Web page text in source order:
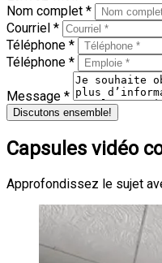
Nom complet *
Courriel *
Téléphone *
Téléphone *
Message *
Discutons ensemble!
Capsules vidéo
Approfondissez le sujet